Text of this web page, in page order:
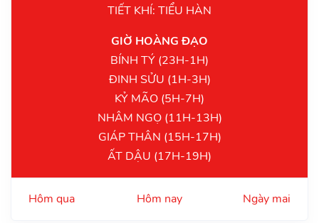
TIẾT KHÍ: TIỂU HÀN
GIỜ HOÀNG ĐẠO
BÍNH TÝ (23H-1H)
ĐINH SỬU (1H-3H)
KỶ MÃO (5H-7H)
NHÂM NGỌ (11H-13H)
GIÁP THÂN (15H-17H)
ẤT DẬU (17H-19H)
Hôm qua Hôm nay Ngày mai